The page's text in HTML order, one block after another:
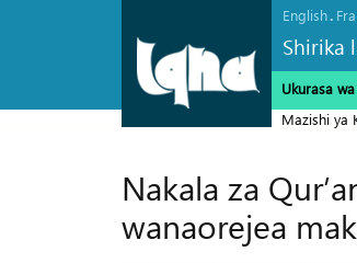
English.
Shirika
Ukurasa
Mazishi ya
Nakala za
wanaorejea